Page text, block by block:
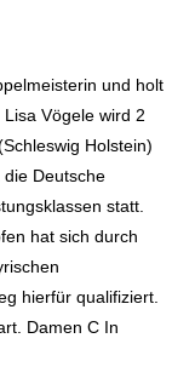
und holt
Vögele wird 2
Holstein)
Deutsche
statt.
hat sich durch
hierfür qualifiziert.
Damen C In